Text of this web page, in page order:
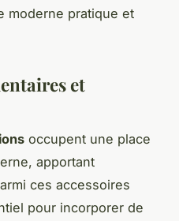
moderne pratique et
et
occupent une place
apportant
ces accessoires
pour incorporer de